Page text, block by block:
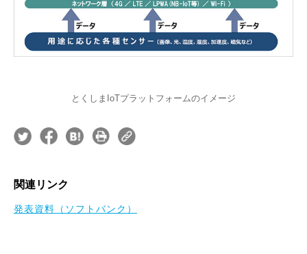
とくしまIoTプラットフォームのイメージ
関連リンク
発表資料（ソフトバンク）